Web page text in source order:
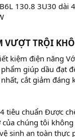
130.8 3U30 dài
TRỘI
kiệm điện năng
giúp dầu đạt
cắt giảm đáng
tiêu chuẩn Được
chúng tôi
sinh an toàn thực